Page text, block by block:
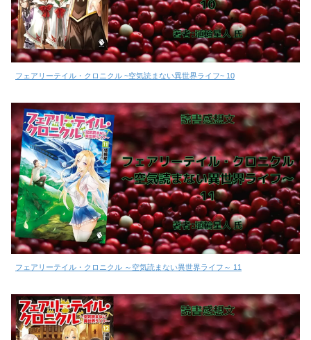
フェアリーテイル・クロニクル ~空気読まない異世界ライフ~ 10
フェアリーテイル・クロニクル ～空気読まない異世界ライフ～ 11